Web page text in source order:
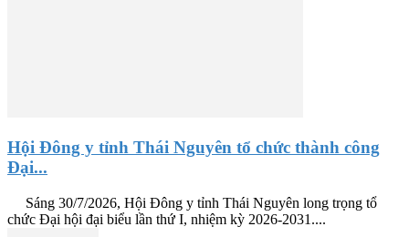
Hội Đông y tỉnh Thái Nguyên tổ chức thành công
Đại...
Sáng 30/7/2026, Hội Đông y tỉnh Thái Nguyên long trọng tổ
chức Đại hội đại biểu lần thứ I, nhiệm kỳ 2026-2031....